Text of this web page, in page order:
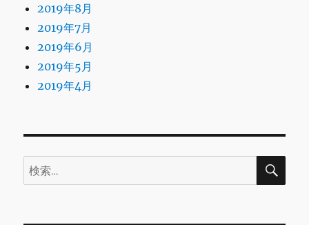
2019年8月
2019年7月
2019年6月
2019年5月
2019年4月
検
索:
検